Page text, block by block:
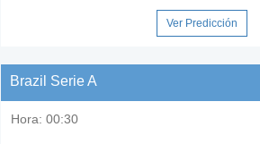
Ver Predicción
Brazil Serie A
Hora: 00:30